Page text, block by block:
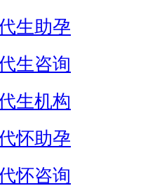
生助孕
生咨询
生机构
怀助孕
怀咨询